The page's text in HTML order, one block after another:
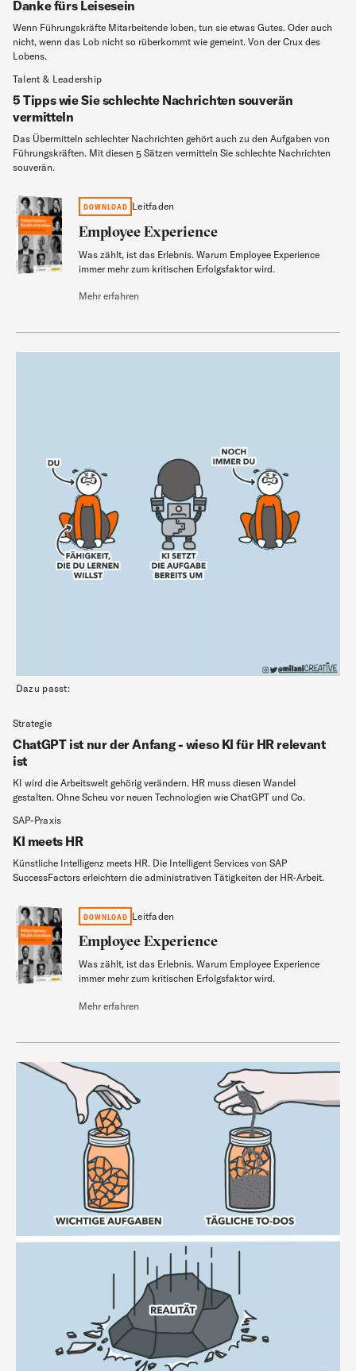
Danke fürs Leisesein
Wenn Führungskräfte Mitarbeitende loben, tun sie etwas Gutes. Oder auch
nicht, wenn das Lob nicht so rüberkommt wie gemeint. Von der Crux des
Lobens.
Talent & Leadership
5 Tipps wie Sie schlechte Nachrichten souverän
vermitteln
Das Übermitteln schlechter Nachrichten gehört auch zu den Aufgaben von
Führungskräften. Mit diesen 5 Sätzen vermitteln Sie schlechte Nachrichten
souverän.
Leitfaden
Employee Experience DOWNLOAD Leitfaden
Employee Experience
Was zählt, ist das Erlebnis. Warum Employee Experience
immer mehr zum kritischen Erfolgsfaktor wird.
Mehr erfahren
Dazu passt:
Strategie
ChatGPT ist nur der Anfang - wieso KI für HR relevant
ist
KI wird die Arbeitswelt gehörig verändern. HR muss diesen Wandel
gestalten. Ohne Scheu vor neuen Technologien wie ChatGPT und Co.
SAP-Praxis
KI meets HR
Künstliche Intelligenz meets HR. Die Intelligent Services von SAP
SuccessFactors erleichtern die administrativen Tätigkeiten der HR-Arbeit.
Leitfaden
Employee Experience DOWNLOAD Leitfaden
Employee Experience
Was zählt, ist das Erlebnis. Warum Employee Experience
immer mehr zum kritischen Erfolgsfaktor wird.
Mehr erfahren